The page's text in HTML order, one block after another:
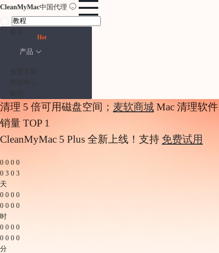
CleanMyMac中国代理
产品
Hot
清理 5 倍可用磁盘空间； 麦软商城 Mac 清理软件
销量 TOP 1
CleanMyMac 5 Plus 全新上线！支持 免费试用
0 0 0 0
0 3 0 3
天
0 0 0 0
0 0 0 0
时
0 0 0 0
0 0 0 0
分